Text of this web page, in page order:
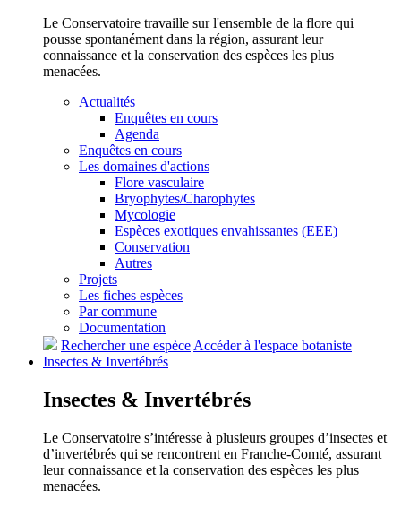
Le Conservatoire travaille sur l'ensemble de la flore qui
pousse spontanément dans la région, assurant leur
connaissance et la conservation des espèces les plus
menacées.
Actualités
Enquêtes en cours
Agenda
Enquêtes en cours
Les domaines d'actions
Flore vasculaire
Bryophytes/Charophytes
Mycologie
Espèces exotiques envahissantes (EEE)
Conservation
Autres
Projets
Les fiches espèces
Par commune
Documentation
Rechercher une espèceAccéder à l'espace botaniste
Insectes & Invertébrés
Insectes & Invertébrés
Le Conservatoire s’intéresse à plusieurs groupes d’insectes et
d’invertébrés qui se rencontrent en Franche-Comté, assurant
leur connaissance et la conservation des espèces les plus
menacées.